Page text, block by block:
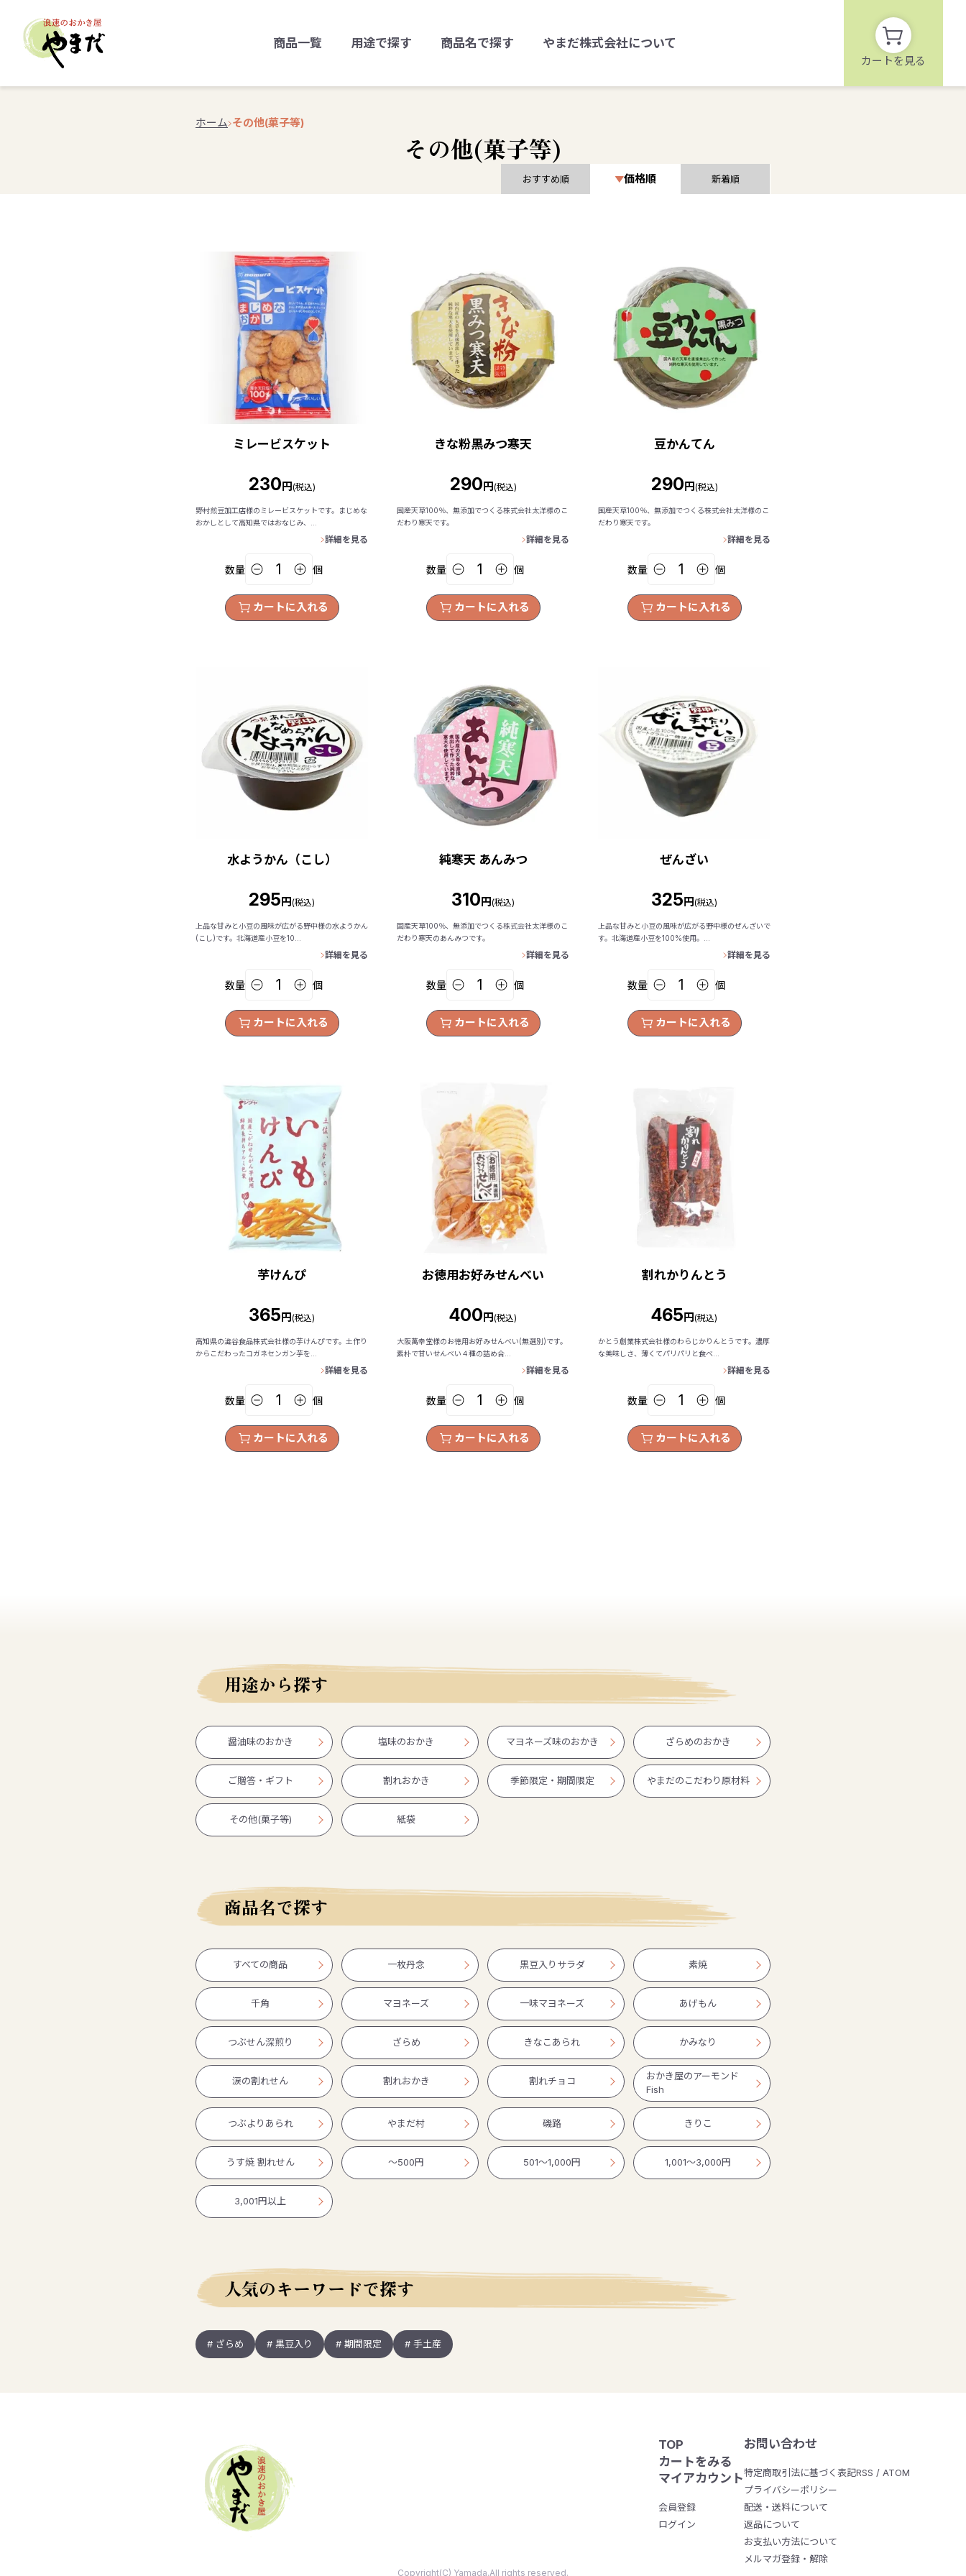
商品一覧 用途で探す 商品名で探す やまだ株式会社について
カートを見る
ホーム その他(菓子等)
その他(菓子等)
おすすめ順 価格順 新着順
ミレービスケット
230円(税込)
野村煎豆加工店様のミレービスケットです。まじめな
おかしとして高知県ではおなじみ、...
詳細を見る
数量 個
カートに入れる
きな粉黒みつ寒天
290円(税込)
国産天草100％、無添加でつくる株式会社太洋様のこ
だわり寒天です。
詳細を見る
数量 個
カートに入れる
豆かんてん
290円(税込)
国産天草100％、無添加でつくる株式会社太洋様のこ
だわり寒天です。
詳細を見る
数量 個
カートに入れる
水ようかん（こし）
295円(税込)
上品な甘みと小豆の風味が広がる野中様の水ようかん
(こし)です。北海道産小豆を10...
詳細を見る
数量 個
カートに入れる
純寒天 あんみつ
310円(税込)
国産天草100％、無添加でつくる株式会社太洋様のこ
だわり寒天のあんみつです。
詳細を見る
数量 個
カートに入れる
ぜんざい
325円(税込)
上品な甘みと小豆の風味が広がる野中様のぜんざいで
す。北海道産小豆を100%使用。...
詳細を見る
数量 個
カートに入れる
芋けんぴ
365円(税込)
高知県の澁谷食品株式会社様の芋けんぴです。土作り
からこだわったコガネセンガン芋を...
詳細を見る
数量 個
カートに入れる
お徳用お好みせんべい
400円(税込)
大阪萬幸堂様のお徳用お好みせんべい(無選別)です。
素朴で甘いせんべい４種の詰め合...
詳細を見る
数量 個
カートに入れる
割れかりんとう
465円(税込)
かとう創業株式会社様のわらじかりんとうです。濃厚
な美味しさ、薄くてパリパリと食べ...
詳細を見る
数量 個
カートに入れる
用途から探す
醤油味のおかき 塩味のおかき マヨネーズ味のおかき ざらめのおかき
ご贈答・ギフト 割れおかき 季節限定・期間限定 やまだのこだわり原材料
その他(菓子等) 紙袋
商品名で探す
すべての商品 一枚丹念 黒豆入りサラダ 素焼
千角 マヨネーズ 一味マヨネーズ あげもん
つぶせん深煎り ざらめ きなこあられ かみなり
涙の割れせん 割れおかき 割れチョコ
おかき屋のアーモンド
Fish
つぶよりあられ やまだ村 磯路 きりこ
うす焼 割れせん 〜500円 501〜1,000円 1,001〜3,000円
3,001円以上
人気のキーワードで探す
# ざらめ # 黒豆入り # 期間限定 # 手土産
TOP
カートをみる
マイアカウント
会員登録
ログイン
お問い合わせ
特定商取引法に基づく表記
プライバシーポリシー
配送・送料について
返品について
お支払い方法について
メルマガ登録・解除
RSS / ATOM
Copyright(C) Yamada.All rights reserved.